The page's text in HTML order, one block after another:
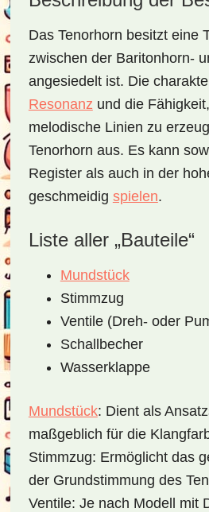
Das Tenorhorn besitzt eine
zwischen der Baritonhorn-
angesiedelt ist. Die
Resonanz und die
melodische Linien zu
Tenorhorn aus. Es kann
Register als auch in der
geschmeidig spielen.
Liste aller „Bauteile“
Mundstück
Stimmzug
Ventile (Dreh- oder
Schallbecher
Wasserklappe
Mundstück: Dient als
maßgeblich für die
Stimmzug: Ermöglicht das
der Grundstimmung des
Ventile: Je nach Modell mit